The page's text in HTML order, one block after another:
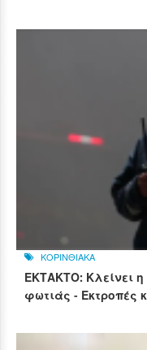
ΚΟΡΙΝΘΙΑΚΑ
ΕΚΤΑΚΤΟ: Κλείνει
φωτιάς - Εκτροπές